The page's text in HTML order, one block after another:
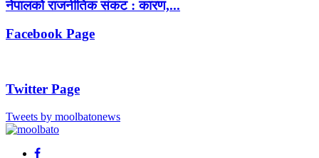
नेपालको राजनीतिक संकट : कारण,...
Facebook Page
Twitter Page
Tweets by moolbatonews